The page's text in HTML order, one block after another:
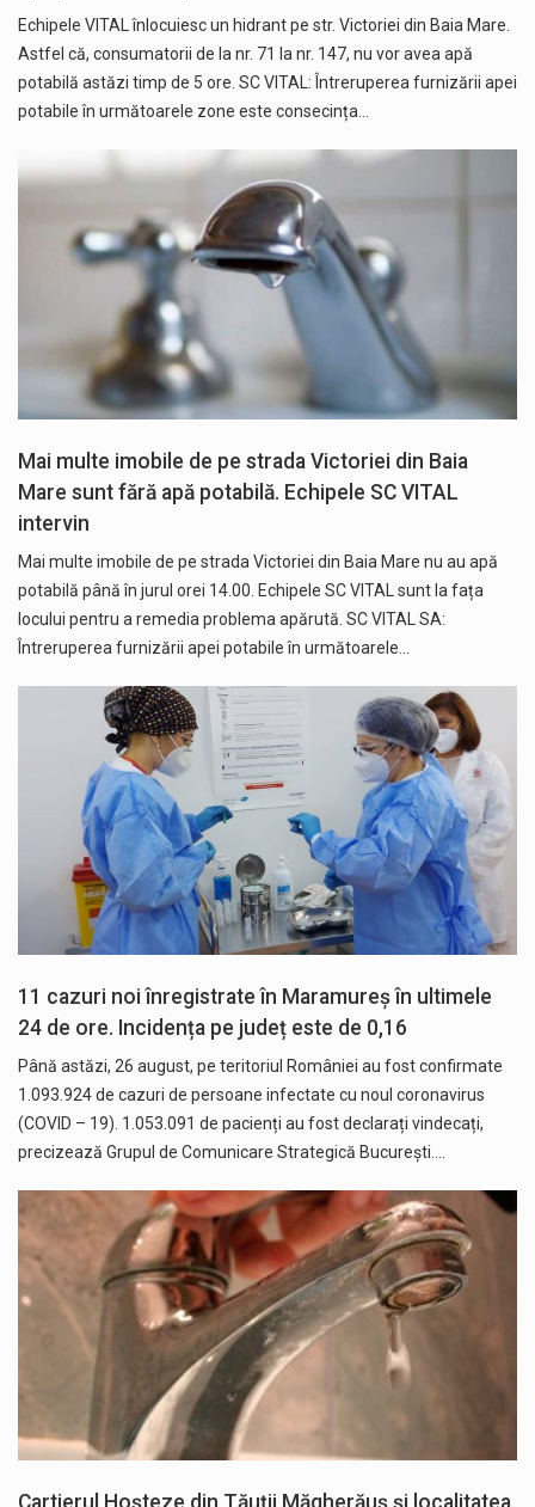
Echipele VITAL înlocuiesc un hidrant pe str. Victoriei din Baia Mare.
Astfel că, consumatorii de la nr. 71 la nr. 147, nu vor avea apă
potabilă astăzi timp de 5 ore. SC VITAL: Întreruperea furnizării apei
potabile în următoarele zone este consecința…
Mai multe imobile de pe strada Victoriei din Baia
Mare sunt fără apă potabilă. Echipele SC VITAL
intervin
Mai multe imobile de pe strada Victoriei din Baia Mare nu au apă
potabilă până în jurul orei 14.00. Echipele SC VITAL sunt la fața
locului pentru a remedia problema apărută. SC VITAL SA:
Întreruperea furnizării apei potabile în următoarele…
11 cazuri noi înregistrate în Maramureș în ultimele
24 de ore. Incidența pe județ este de 0,16
Până astăzi, 26 august, pe teritoriul României au fost confirmate
1.093.924 de cazuri de persoane infectate cu noul coronavirus
(COVID – 19). 1.053.091 de pacienți au fost declarați vindecați,
precizează Grupul de Comunicare Strategică București.…